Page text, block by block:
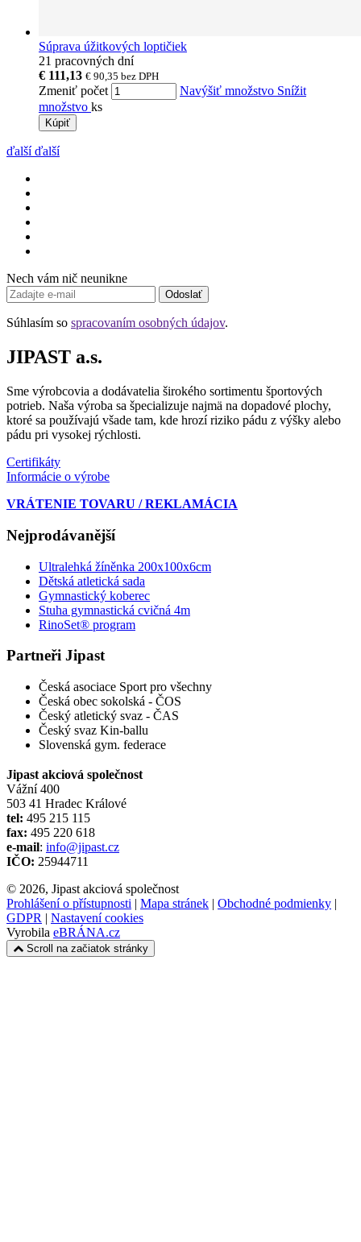
Súprava úžitkových loptičiek
21 pracovných dní
€ 111,13 € 90,35 bez DPH
Zmeniť počet Navýšiť množstvo Snížit
množstvo ks
Kúpiť
ďalší ďalší
Nech vám nič neunikne
Odoslať
Súhlasím so spracovaním osobných údajov.
JIPAST a.s.
Sme výrobcovia a dodávatelia širokého sortimentu športových
potrieb. Naša výroba sa špecializuje najmä na dopadové plochy,
ktoré sa používajú všade tam, kde hrozí riziko pádu z výšky alebo
pádu pri vysokej rýchlosti.
Certifikáty
Informácie o výrobe
VRÁTENIE TOVARU / REKLAMÁCIA
Nejprodávanější
Ultralehká žíněnka 200x100x6cm
Dětská atletická sada
Gymnastický koberec
Stuha gymnastická cvičná 4m
RinoSet® program
Partneři Jipast
Česká asociace Sport pro všechny
Česká obec sokolská - ČOS
Český atletický svaz - ČAS
Český svaz Kin-ballu
Slovenská gym. federace
Jipast akciová společnost
Vážní 400
503 41 Hradec Králové
tel: 495 215 115
fax: 495 220 618
e-mail: info@jipast.cz
IČO: 25944711
© 2026, Jipast akciová společnost
Prohlášení o přístupnosti | Mapa stránek | Obchodné podmienky |
GDPR | Nastavení cookies
Vyrobila eBRÁNA.cz
Scroll na začiatok stránky